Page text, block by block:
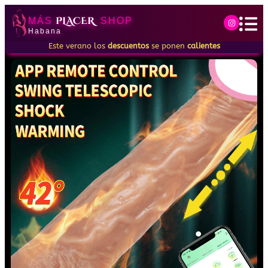
MÁS PLACER SHOP
Habana
Este verano los descuentosse ponen calientes